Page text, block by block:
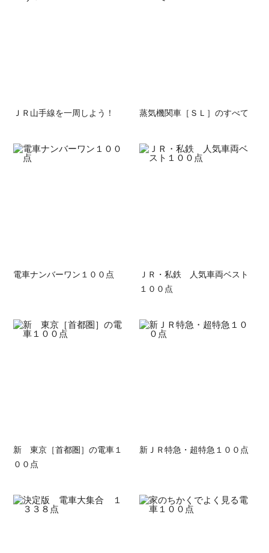
ＪＲ山手線を一周しよう！ 蒸気機関車［ＳＬ］のすべて
電車ナンバーワン１００点
ＪＲ・私鉄 人気車両ベスト
１００点
新 東京［首都圏］の電車１
００点
新ＪＲ特急・超特急１００点